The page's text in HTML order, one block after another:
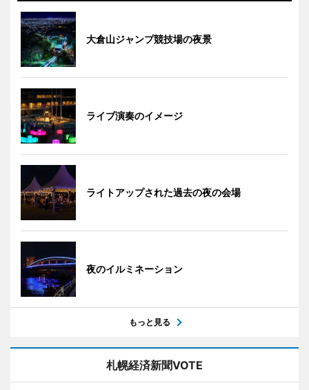
大倉山ジャンプ競技場の夜景
ライブ演奏のイメージ
ライトアップされた過去の夜の会場
夜のイルミネーション
もっと見る
札幌経済新聞VOTE